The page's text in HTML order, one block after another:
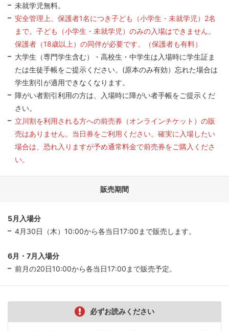
未就学児無料。
安全管理上、保護者1名につき子ども（小学生・未就学児）2名
まで。子ども（小学生・未就学児）のみの入場はできません。
保護者（18歳以上）の同伴が必要です。（保護者も有料）
大学生（専門学生含む）・高校生・中学生は入場時に学生証ま
たは生徒手帳をご提示ください。(原本のみ有効）忘れた場合は
学生割引が適用できなくなります。
障がい者割引利用の方は、入場時に障がい者手帳をご提示くだ
さい。
立川割を利用される方への前売券（オンラインチケット）の販
売はありません。当日券をご利用ください。確実に入場したい
場合は、恐れ入りますが予め通常料金で前売券をご購入くださ
い。
販売期間
5月入場分
4月30日（木）10:00から各当日17:00まで販売します。
6月・7月入場分
前月の20日10:00から各当日17:00まで販売予定。
必ずお読みください